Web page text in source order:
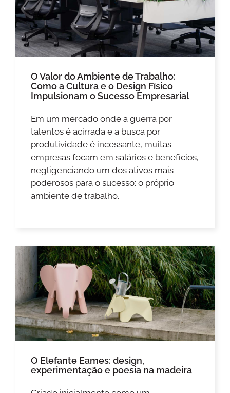
O Valor do Ambiente de Trabalho:
Como a Cultura e o Design Físico
Impulsionam o Sucesso Empresarial
Em um mercado onde a guerra por
talentos é acirrada e a busca por
produtividade é incessante, muitas
empresas focam em salários e benefícios,
negligenciando um dos ativos mais
poderosos para o sucesso: o próprio
ambiente de trabalho.
O Elefante Eames: design,
experimentação e poesia na madeira